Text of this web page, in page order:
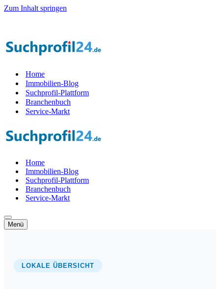
Zum Inhalt springen
Home
Immobilien-Blog
Suchprofil-Plattform
Branchenbuch
Service-Markt
Home
Immobilien-Blog
Suchprofil-Plattform
Branchenbuch
Service-Markt
Navigationsmenü
Menü
Navigationsmenü
LOKALE ÜBERSICHT